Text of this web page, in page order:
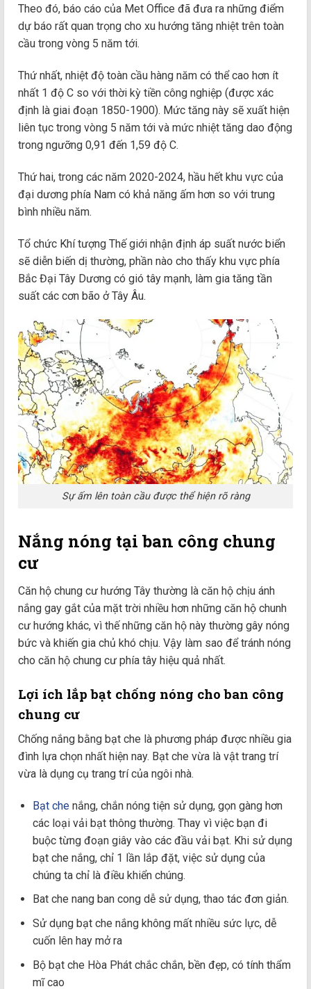
Theo đó, báo cáo của Met Office đã đưa ra những điểm
dự báo rất quan trọng cho xu hướng tăng nhiệt trên toàn
cầu trong vòng 5 năm tới.
Thứ nhất, nhiệt độ toàn cầu hàng năm có thể cao hơn ít
nhất 1 độ C so với thời kỳ tiền công nghiệp (được xác
định là giai đoạn 1850-1900). Mức tăng này sẽ xuất hiện
liên tục trong vòng 5 năm tới và mức nhiệt tăng dao động
trong ngưỡng 0,91 đến 1,59 độ C.
Thứ hai, trong các năm 2020-2024, hầu hết khu vực của
đại dương phía Nam có khả năng ấm hơn so với trung
bình nhiều năm.
Tổ chức Khí tượng Thế giới nhận định áp suất nước biển
sẽ diễn biến dị thường, phần nào cho thấy khu vực phía
Bắc Đại Tây Dương có gió tây mạnh, làm gia tăng tần
suất các cơn bão ở Tây Âu.
Sự ấm lên toàn cầu được thể hiện rõ ràng
Nắng nóng tại ban công chung
cư
Căn hộ chung cư hướng Tây thường là căn hộ chịu ánh
nắng gay gắt của mặt trời nhiều hơn những căn hộ chunh
cư hướng khác, vì thế những căn hộ này thường gây nóng
bức và khiến gia chủ khó chịu. Vậy làm sao để tránh nóng
cho căn hộ chung cư phía tây hiệu quả nhất.
Lợi ích lắp bạt chống nóng cho ban công
chung cư
Chống nắng bằng bạt che là phương pháp được nhiều gia
đình lựa chọn nhất hiện nay. Bạt che vừa là vật trang trí
vừa là dụng cụ trang trí của ngôi nhà.
Bạt chenắng, chắn nóng tiện sử dụng, gọn gàng hơn
các loại vải bạt thông thường. Thay vì việc bạn đi
buộc từng đoạn giây vào các đầu vải bạt. Khi sử dụng
bạt che nắng, chỉ 1 lần lắp đặt, việc sử dụng của
chúng ta chỉ là điều khiển chúng.
Bat che nang ban cong dễ sử dụng, thao tác đơn giản.
Sử dụng bạt che nắng không mất nhiều sức lực, dễ
cuốn lên hay mở ra
Bộ bạt che Hòa Phát chắc chắn, bền đẹp, có tính thẩm
mĩ cao